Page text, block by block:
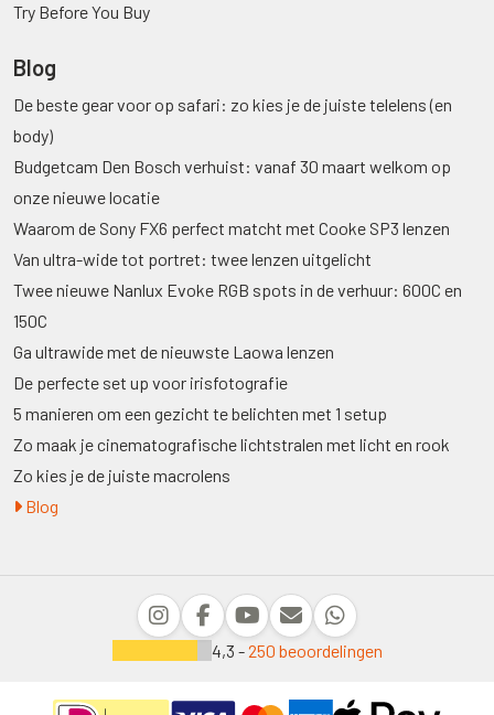
Try Before You Buy
Blog
De beste gear voor op safari: zo kies je de juiste telelens (en
body)
Budgetcam Den Bosch verhuist: vanaf 30 maart welkom op
onze nieuwe locatie
Waarom de Sony FX6 perfect matcht met Cooke SP3 lenzen
Van ultra-wide tot portret: twee lenzen uitgelicht
Twee nieuwe Nanlux Evoke RGB spots in de verhuur: 600C en
150C
Ga ultrawide met de nieuwste Laowa lenzen
De perfecte set up voor irisfotografie
5 manieren om een gezicht te belichten met 1 setup
Zo maak je cinematografische lichtstralen met licht en rook
Zo kies je de juiste macrolens
Blog
4,3 -250 beoordelingen